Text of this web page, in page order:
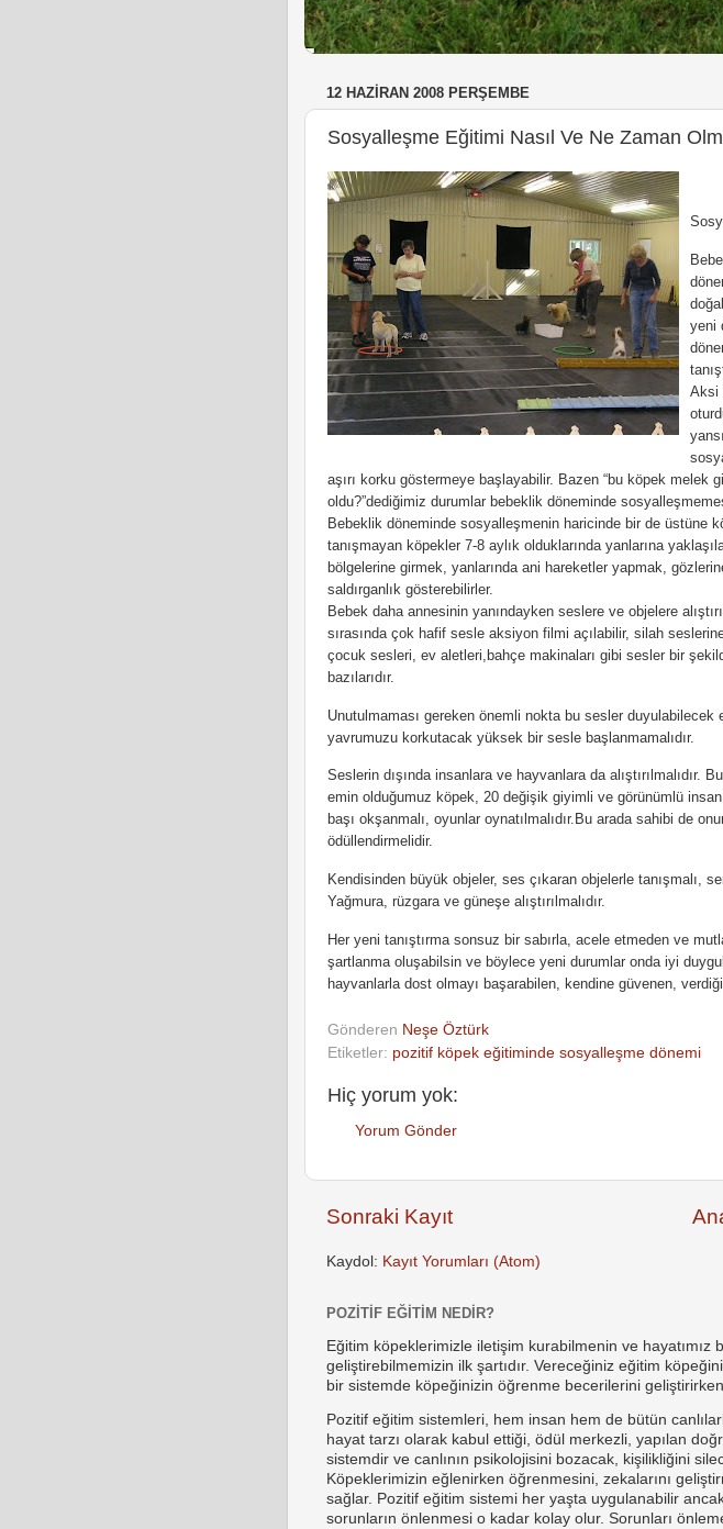
12 HAZIRAN 2008 PERŞEMBE
Sosyalleşme Eğitimi Nasıl Ve Ne Zaman
yeni
Aksi
aşırı korku göstermeye başlayabilir. Bazen “bu köpek
oldu?”dediğimiz durumlar bebeklik döneminde
Bebeklik döneminde sosyalleşmenin haricinde bir de
tanışmayan köpekler 7-8 aylık olduklarında yanlarına
bölgelerine girmek, yanlarında ani hareketler yapmak,
saldırganlık gösterebilirler.
Bebek daha annesinin yanındayken seslere ve objelere
sırasında çok hafif sesle aksiyon filmi açılabilir, silah
çocuk sesleri, ev aletleri,bahçe makinaları gibi sesler bir
bazılarıdır.
Unutulmaması gereken önemli nokta bu sesler duyulabilecek
yavrumuzu korkutacak yüksek bir sesle başlanmamalıdır.
Seslerin dışında insanlara ve hayvanlara da alıştırılmalıdır.
emin olduğumuz köpek, 20 değişik giyimli ve görünümlü insan
başı okşanmalı, oyunlar oynatılmalıdır.Bu arada sahibi de
ödüllendirmelidir.
Kendisinden büyük objeler, ses çıkaran objelerle tanışmalı,
Yağmura, rüzgara ve güneşe alıştırılmalıdır.
Her yeni tanıştırma sonsuz bir sabırla, acele etmeden ve
şartlanma oluşabilsin ve böylece yeni durumlar onda iyi
hayvanlarla dost olmayı başarabilen, kendine güvenen,
Gönderen Neşe Öztürk
Etiketler: pozitif köpek eğitiminde sosyalleşme dönemi
Hiç yorum yok:
Yorum Gönder
Sonraki Kayıt
Kaydol: Kayıt Yorumları (Atom)
POZITIF EĞITIM NEDIR?
Eğitim köpeklerimizle iletişim kurabilmenin ve
geliştirebilmemizin ilk şartıdır. Vereceğiniz eğitim
bir sistemde köpeğinizin öğrenme becerilerini
Pozitif eğitim sistemleri, hem insan hem de bütün
hayat tarzı olarak kabul ettiği, ödül merkezli, yapılan
sistemdir ve canlının psikolojisini bozacak, kişilikliğini
Köpeklerimizin eğlenirken öğrenmesini, zekalarını
sağlar. Pozitif eğitim sistemi her yaşta uygulanabilir
sorunların önlenmesi o kadar kolay olur. Sorunları